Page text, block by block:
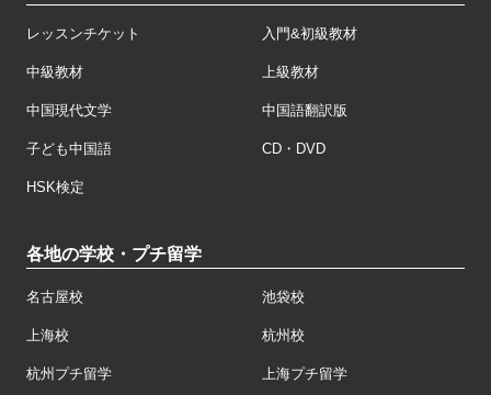
レッスンチケット 入門&初級教材
中級教材 上級教材
中国現代文学 中国語翻訳版
子ども中国語 CD・DVD
HSK検定
各地の学校・プチ留学
名古屋校 池袋校
上海校 杭州校
杭州プチ留学 上海プチ留学